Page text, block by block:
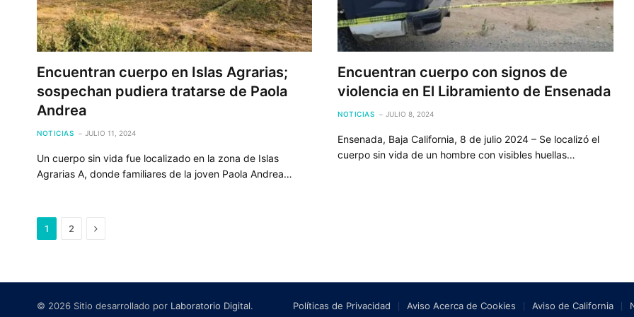
Encuentran cuerpo en Islas Agrarias;
sospechan pudiera tratarse de Paola
Andrea
NOTICIAS JULIO 11, 2024
Un cuerpo sin vida fue localizado en la zona de Islas
Agrarias A, donde familiares de la joven Paola Andrea…
Encuentran cuerpo con signos de
violencia en El Libramiento de Ensenada
NOTICIAS JULIO 8, 2024
Ensenada, Baja California, 8 de julio 2024 – Se localizó el
cuerpo sin vida de un hombre con visibles huellas…
1 2 Next
© 2026 Sitio desarrollado por Laboratorio Digital. Políticas de Privacidad Aviso Acerca de Cookies Aviso de California